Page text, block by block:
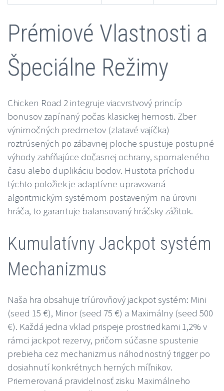
Prémiové Vlastnosti a
Špeciálne Režimy
Chicken Road 2 integruje viacvrstvový princíp
bonusov zapínaný počas klasickej hernosti. Zber
výnimočných predmetov (zlatavé vajíčka)
roztrúsených po zábavnej ploche spustuje postupné
výhody zahŕňajúce dočasnej ochrany, spomaleného
času alebo duplikáciu bodov. Hustota príchodu
týchto položiek je adaptívne upravovaná
algoritmickým systémom postaveným na úrovni
hráča, to garantuje balansovaný hráčsky zážitok.
Kumulatívny Jackpot systém
Mechanizmus
Naša hra obsahuje tríúrovňový jackpot systém: Mini
(seed 15 €), Minor (seed 75 €) a Maximálny (seed 500
€). Každá jedna vklad prispeje prostriedkami 1,2% v
rámci jackpot rezervy, pričom súčasne spustenie
prebieha cez mechanizmus náhodnostný trigger po
dosiahnutí konkrétnych herných míľnikov.
Priemerovaná pravidelnosť zisku Maximálneho